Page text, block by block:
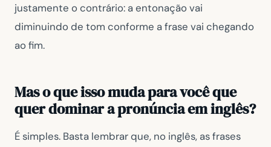
justamente o contrário: a entonação vai
diminuindo de tom conforme a frase vai chegando
ao fim.
Mas o que isso muda para você que
quer dominar a pronúncia em inglês?
É simples. Basta lembrar que, no inglês, as frases